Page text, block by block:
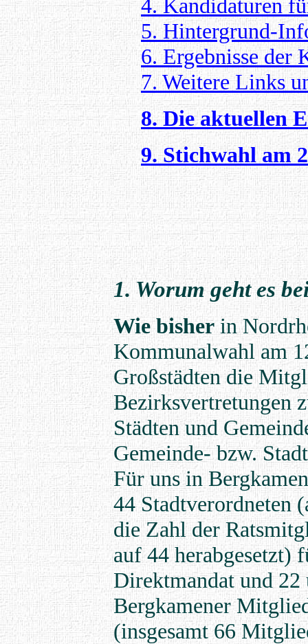
4. Kandidaturen
5. Hintergrund-
6. Ergebnisse der
7. Weitere Links
8. Die aktuellen
9. Stichwahl am
1. Worum geht es
Wie bisher in
Kommunalwahl am
Großstädten die
Bezirksvertretungen
Städten und
Gemeinde- bzw.
Für uns in
44 Stadtverordneten
die Zahl der
auf 44 herabgesetzt)
Direktmandat und 22
Bergkamener
(insgesamt 66